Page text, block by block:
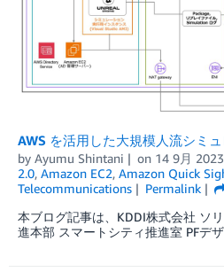
AWS を活用した大規模人流シミ
by Ayumu Shintani on 14 9月 2023
2.0, Amazon EC2, Amazon Quick
Telecommunications
Permalink
本ブログ記事は、KDDI株式会社 ソ
進本部 スマートシティ推進室 PFデ